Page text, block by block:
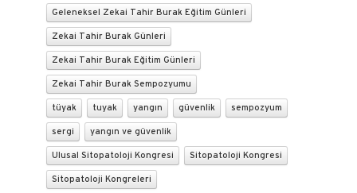
Geleneksel Zekai Tahir Burak Eğitim Günleri
Zekai Tahir Burak Günleri
Zekai Tahir Burak Eğitim Günleri
Zekai Tahir Burak Sempozyumu
tüyak tuyak yangın güvenlik sempozyum
sergi yangın ve güvenlik
Ulusal Sitopatoloji Kongresi Sitopatoloji Kongresi
Sitopatoloji Kongreleri